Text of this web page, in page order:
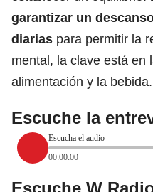
garantizar un
diarias para permitir la
mental, la clave está en
alimentación y la bebida.
Escuche la
Escucha el audio
00:00:00
Escuche W